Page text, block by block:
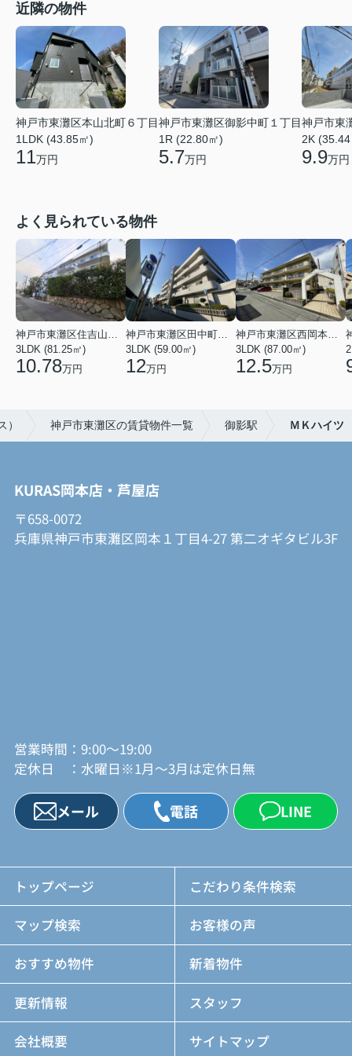
近隣の物件
神戸市東灘区本山北町６丁目
1LDK (43.85㎡)
11万円
神戸市東灘区御影中町１丁目
1R (22.80㎡)
5.7万円
神戸市東
2K
9.9万円
よく見られている物件
神戸市東灘区住吉山手４丁目
3LDK (81.25㎡)
10.78万円
神戸市東灘区田中町３丁目
3LDK (59.00㎡)
12万円
神戸市東灘区西岡本３丁目
3LDK (87.00㎡)
12.5万円
神戸市東灘区の賃貸物件一覧 御影駅 ＭＫハイツ
KURAS岡本店・芦屋店
〒658-0072
兵庫県神戸市東灘区岡本１丁目4-27 第二オギタビル3F
営業時間：9:00～19:00
定休日 ：水曜日※1月～3月は定休日無
メール 電話 LINE
トップページ こだわり条件検索
マップ検索 お客様の声
おすすめ物件 新着物件
更新情報 スタッフ
会社概要 サイトマップ